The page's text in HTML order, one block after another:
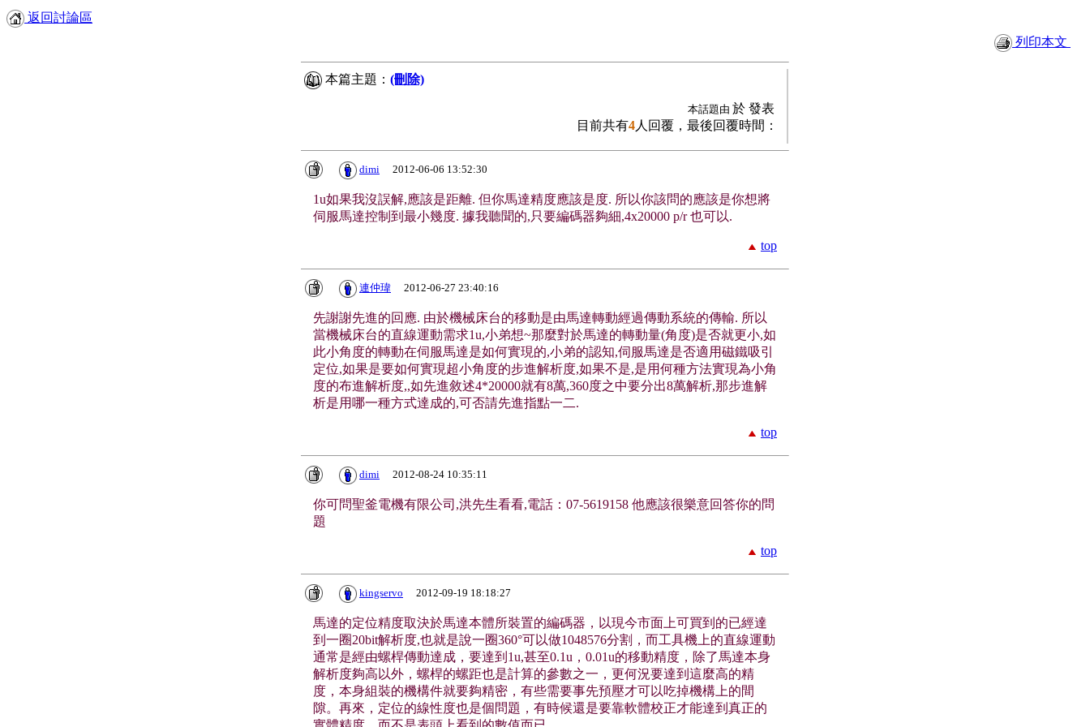
返回討論區
列印本文
本篇主題： (刪除)
本話題由 於 發表
目前共有4人回覆，最後回覆時間：
dimi 2012-06-06 13:52:30
1u如果我沒誤解,應該是距離. 但你馬達精度應該是度. 所以你該問的應該是你想將
伺服馬達控制到最小幾度. 據我聽聞的,只要編碼器夠細,4x20000 p/r 也可以.
top
連仲瑋 2012-06-27 23:40:16
先謝謝先進的回應. 由於機械床台的移動是由馬達轉動經過傳動系統的傳輸. 所以
當機械床台的直線運動需求1u,小弟想~那麼對於馬達的轉動量(角度)是否就更小,如
此小角度的轉動在伺服馬達是如何實現的,小弟的認知,伺服馬達是否適用磁鐵吸引
定位,如果是要如何實現超小角度的步進解析度,如果不是,是用何種方法實現為小角
度的布進解析度,,如先進敘述4*20000就有8萬,360度之中要分出8萬解析,那步進解
析是用哪一種方式達成的,可否請先進指點一二.
top
dimi 2012-08-24 10:35:11
你可問聖釜電機有限公司,洪先生看看,電話：07-5619158 他應該很樂意回答你的問
題
top
kingservo 2012-09-19 18:18:27
馬達的定位精度取決於馬達本體所裝置的編碼器，以現今市面上可買到的已經達
到一圈20bit解析度,也就是說一圈360°可以做1048576分割，而工具機上的直線運動
通常是經由螺桿傳動達成，要達到1u,甚至0.1u，0.01u的移動精度，除了馬達本身
解析度夠高以外，螺桿的螺距也是計算的參數之一，更何況要達到這麼高的精
度，本身組裝的機構件就要夠精密，有些需要事先預壓才可以吃掉機構上的間
隙。再來，定位的線性度也是個問題，有時候還是要靠軟體校正才能達到真正的